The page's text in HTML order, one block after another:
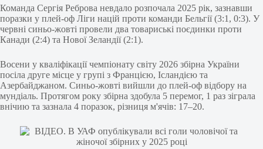
Команда Сергія Реброва невдало розпочала 2025 рік, зазнавши
поразки у плей-оф Ліги націй проти команди Бельгії (3:1, 0:3). У
червні синьо-жовті провели два товариські поєдинки проти
Канади (2:4) та Нової Зеландії (2:1).
Восени у кваліфікації чемпіонату світу 2026 збірна України
посіла друге місце у групі з Францією, Ісландією та
Азербайджаном. Синьо-жовті вийшли до плей-оф відбору на
мундіаль. Протягом року збірна здобула 5 перемог, 1 раз зіграла
внічию та зазнала 4 поразок, різниця м'ячів: 17–20.